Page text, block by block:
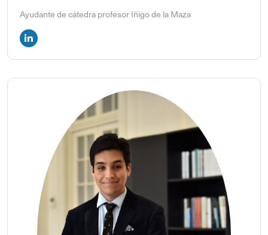
Ayudante de cátedra profesor Iñigo de la Maza